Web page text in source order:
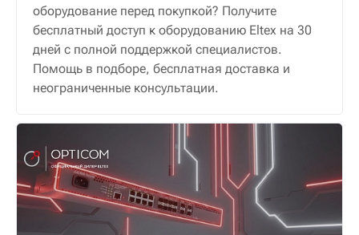
оборудование перед покупкой? Получите
бесплатный доступ к оборудованию Eltex на 30
дней с полной поддержкой специалистов.
Помощь в подборе, бесплатная доставка и
неограниченные консультации.